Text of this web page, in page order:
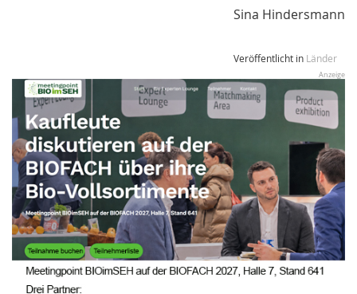
Sina Hindersmann
Veröffentlicht in Länder
Anzeige